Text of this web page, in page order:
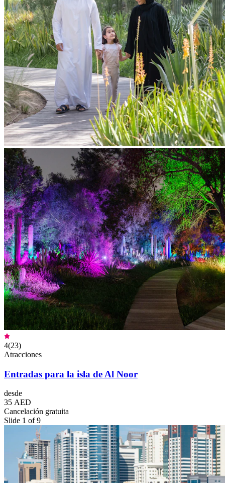
4(23)
Atracciones
Entradas para la isla de Al Noor
desde
35 AED
Cancelación gratuita
Slide 1 of 9